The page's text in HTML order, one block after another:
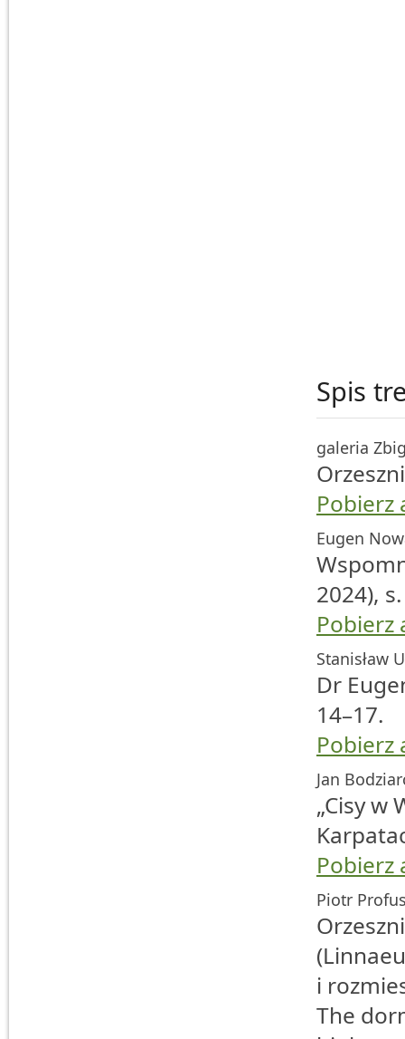
Spis
galeria
Pobierz
Eugen
2024),
Pobierz
Stanisław
Dr
14–17.
Pobierz
Jan
„Cisy w
Pobierz
Piotr
i
The